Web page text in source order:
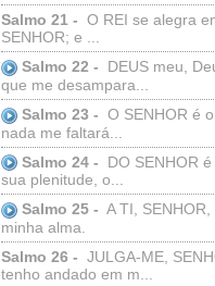
Salmo 21 - O REI se alegra
SENHOR; e ...
Salmo 22 -
DEUS meu,
que me desampara...
Salmo 23 - O SENHOR é
nada me faltará...
Salmo 24 -
DO SENHOR
sua plenitude, o...
Salmo 25 - A TI,
minha alma.
Salmo 26 - JULGA-ME,
tenho andado em m...